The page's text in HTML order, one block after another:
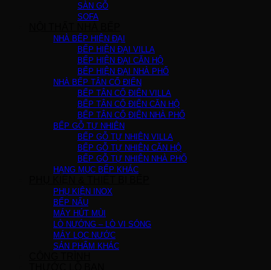
SÀN GỖ
SOFA
NHÀ BẾP HIỆN ĐẠI
BẾP HIỆN ĐẠI VILLA
BẾP HIỆN ĐẠI CĂN HỘ
BẾP HIỆN ĐẠI NHÀ PHỐ
NHÀ BẾP TÂN CỔ ĐIỂN
BẾP TÂN CỔ ĐIỂN VILLA
BẾP TÂN CỔ ĐIỂN CĂN HỘ
BẾP TÂN CỔ ĐIỂN NHÀ PHỐ
BẾP GỖ TỰ NHIÊN
BẾP GỖ TỰ NHIÊN VILLA
BẾP GỖ TỰ NHIÊN CĂN HỘ
BẾP GỖ TỰ NHIÊN NHÀ PHỐ
HẠNG MỤC BẾP KHÁC
PHỤ KIỆN INOX
BẾP NẤU
MÁY HÚT MÙI
LÒ NƯỚNG – LÒ VI SÓNG
MÁY LỌC NƯỚC
SẢN PHẨM KHÁC